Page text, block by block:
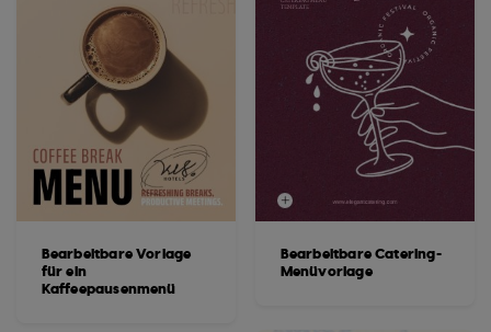
Bearbeitbare Vorlage
für ein
Kaffeepausenmenü
Bearbeitbare Catering-
Menüvorlage